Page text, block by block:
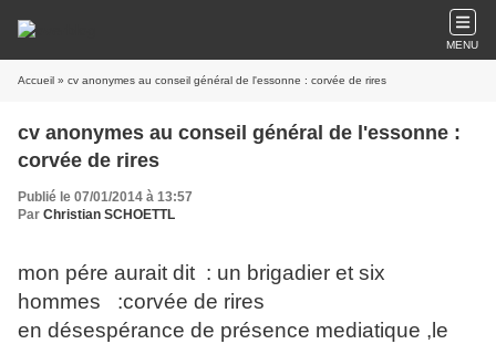
MENU
Accueil » cv anonymes au conseil général de l'essonne : corvée de rires
cv anonymes au conseil général de l'essonne :
corvée de rires
Publié le 07/01/2014 à 13:57
Par Christian SCHOETTL
mon pére aurait dit : un brigadier et six
hommes :corvée de rires
en désespérance de présence mediatique ,le